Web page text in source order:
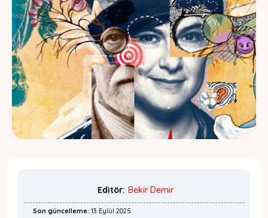
Editör: Bekir Demir
Son güncelleme: 13 Eylül 2025